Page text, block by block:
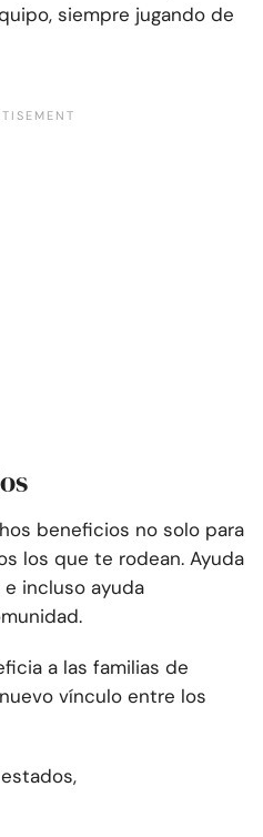
siempre jugando de
beneficios no solo para
los que te rodean. Ayuda
incluso ayuda
a las familias de
vínculo entre los
estados,